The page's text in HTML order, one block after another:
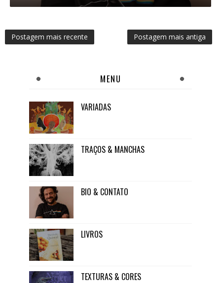
Postagem mais recente Postagem mais antiga
MENU
VARIADAS
TRAÇOS & MANCHAS
BIO & CONTATO
LIVROS
TEXTURAS & CORES